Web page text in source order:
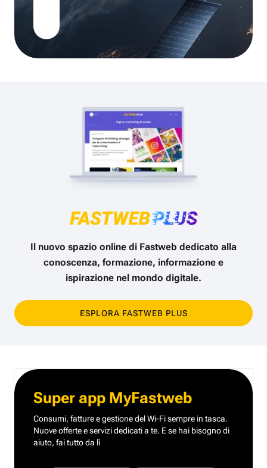
Il nuovo spazio online di Fastweb dedicato alla
conoscenza, formazione, informazione e
ispirazione nel mondo digitale.
ESPLORA FASTWEB PLUS
Super app MyFastweb
Consumi, fatture e gestione del Wi-Fi sempre in tasca.
Nuove offerte e servizi dedicati a te. E se hai bisogno di
aiuto, fai tutto da lì